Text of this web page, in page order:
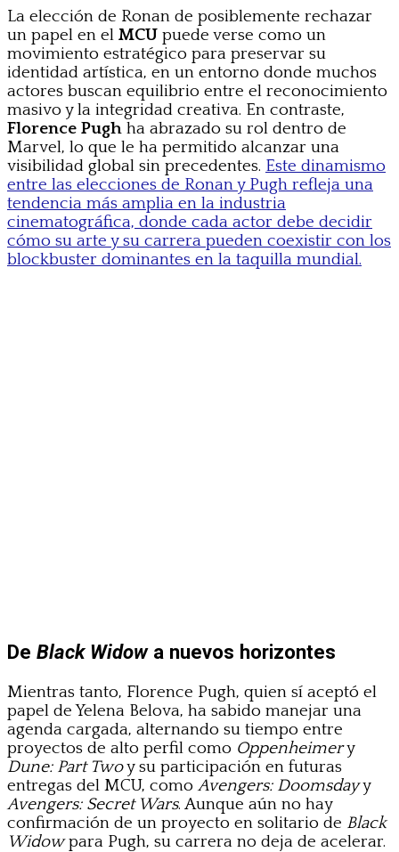
La elección de Ronan de posiblemente rechazar
un papel en el MCU puede verse como un
movimiento estratégico para preservar su
identidad artística, en un entorno donde muchos
actores buscan equilibrio entre el reconocimiento
masivo y la integridad creativa. En contraste,
Florence Pugh ha abrazado su rol dentro de
Marvel, lo que le ha permitido alcanzar una
visibilidad global sin precedentes. Este dinamismo
entre las elecciones de Ronan y Pugh refleja una
tendencia más amplia en la industria
cinematográfica, donde cada actor debe decidir
cómo su arte y su carrera pueden coexistir con los
blockbuster dominantes en la taquilla mundial.
De Black Widowa nuevos horizontes
Mientras tanto, Florence Pugh, quien sí aceptó el
papel de Yelena Belova, ha sabido manejar una
agenda cargada, alternando su tiempo entre
proyectos de alto perfil como Oppenheimery
Dune: Part Twoy su participación en futuras
entregas del MCU, comoAvengers: Doomsdayy
Avengers: Secret Wars. Aunque aún no hay
confirmación de un proyecto en solitario de Black
Widowpara Pugh, su carrera no deja de acelerar.